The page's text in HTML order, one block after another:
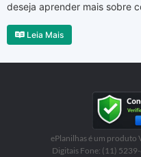
deseja aprender mais sobre
Leia Mais
ePlanilhas é um produto
Digitais Fone: (11)